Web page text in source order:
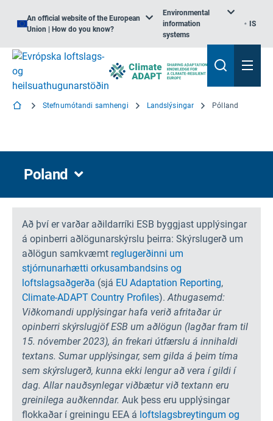
An official website of the European
Union | How do you know?
Environmental
information
systems
IS
Stefnumótandi samhengi Landslýsingar Pólland
Poland
Að því er varðar aðildarríki ESB byggjast upplýsingar
á opinberri aðlögunarskýrslu þeirra: Skýrslugerð um
aðlögun samkvæmt reglugerðinni um
stjórnunarhætti orkusambandsins og
loftslagsaðgerða (sjá EU Adaptation Reporting,
Climate-ADAPT Country Profiles).Athugasemd:
Viðkomandi upplýsingar hafa verið afritaðar úr
opinberri skýrslugjöf ESB um aðlögun (lagðar fram til
15. nóvember 2023), án frekari útfærslu á innihaldi
textans. Sumar upplýsingar, sem gilda á þeim tíma
sem skýrslugerð, kunna ekki lengur að vera í gildi í
dag. Allar nauðsynlegar viðbætur við textann eru
greinilega auðkenndar. Auk þess eru upplýsingar
flokkaðar í greiningu EEA á loftslagsbreytingum og